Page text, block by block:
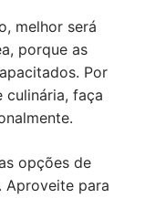
melhor será
porque as
Por
culinária, faça
opções de
Aproveite para